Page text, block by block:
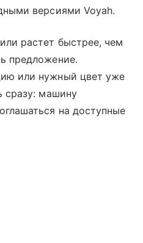
версиями Voyah.
растет быстрее, чем
предложение.
или нужный цвет уже
сразу: машину
на доступные